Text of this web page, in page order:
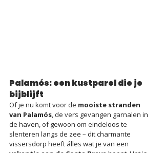
Palamós: een kustparel die je
bijblijft
Of je nu komt voor de mooiste stranden
van Palamós, de vers gevangen garnalen in
de haven, of gewoon om eindeloos te
slenteren langs de zee – dit charmante
vissersdorp heeft álles wat je van een